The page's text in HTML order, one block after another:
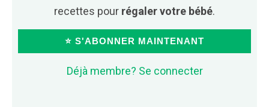
recettes pour régaler votre bébé.
⭐ S'ABONNER MAINTENANT
Déjà membre? Se connecter